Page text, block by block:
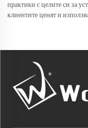
практики с целите си за
клиентите ценят и